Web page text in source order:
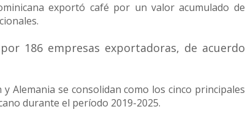
exportó café por un valor acumulado de
186 empresas exportadoras, de acuerdo
Alemania se consolidan como los cinco principales
durante el período 2019-2025.